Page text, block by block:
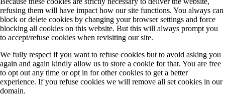
refusing them will have impact how our site functions. You always can
block or delete cookies by changing your browser settings and force
blocking all cookies on this website. But this will always prompt you
to accept/refuse cookies when revisiting our site.
We fully respect if you want to refuse cookies but to avoid asking you
again and again kindly allow us to store a cookie for that. You are free
to opt out any time or opt in for other cookies to get a better
experience. If you refuse cookies we will remove all set cookies in our
domain.